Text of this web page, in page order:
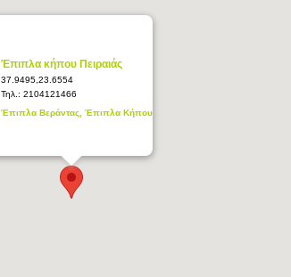
Έπιπλα κήπου Πειραιάς
37.9495,23.6554
Τηλ.: 2104121466
Έπιπλα Βεράντας, Έπιπλα Κήπου